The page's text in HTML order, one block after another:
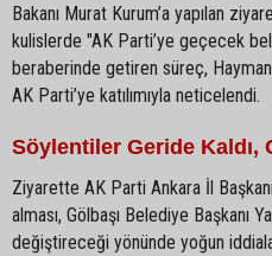
Bakanı Murat Kurum’a yapılan
kulislerde "AK Parti’ye geçecek
beraberinde getiren süreç,
AK Parti’ye katılımıyla neticelendi.
Söylentiler Geride Kaldı,
Ziyarette AK Parti Ankara İl
alması, Gölbaşı Belediye Başkanı
değiştireceği yönünde yoğun